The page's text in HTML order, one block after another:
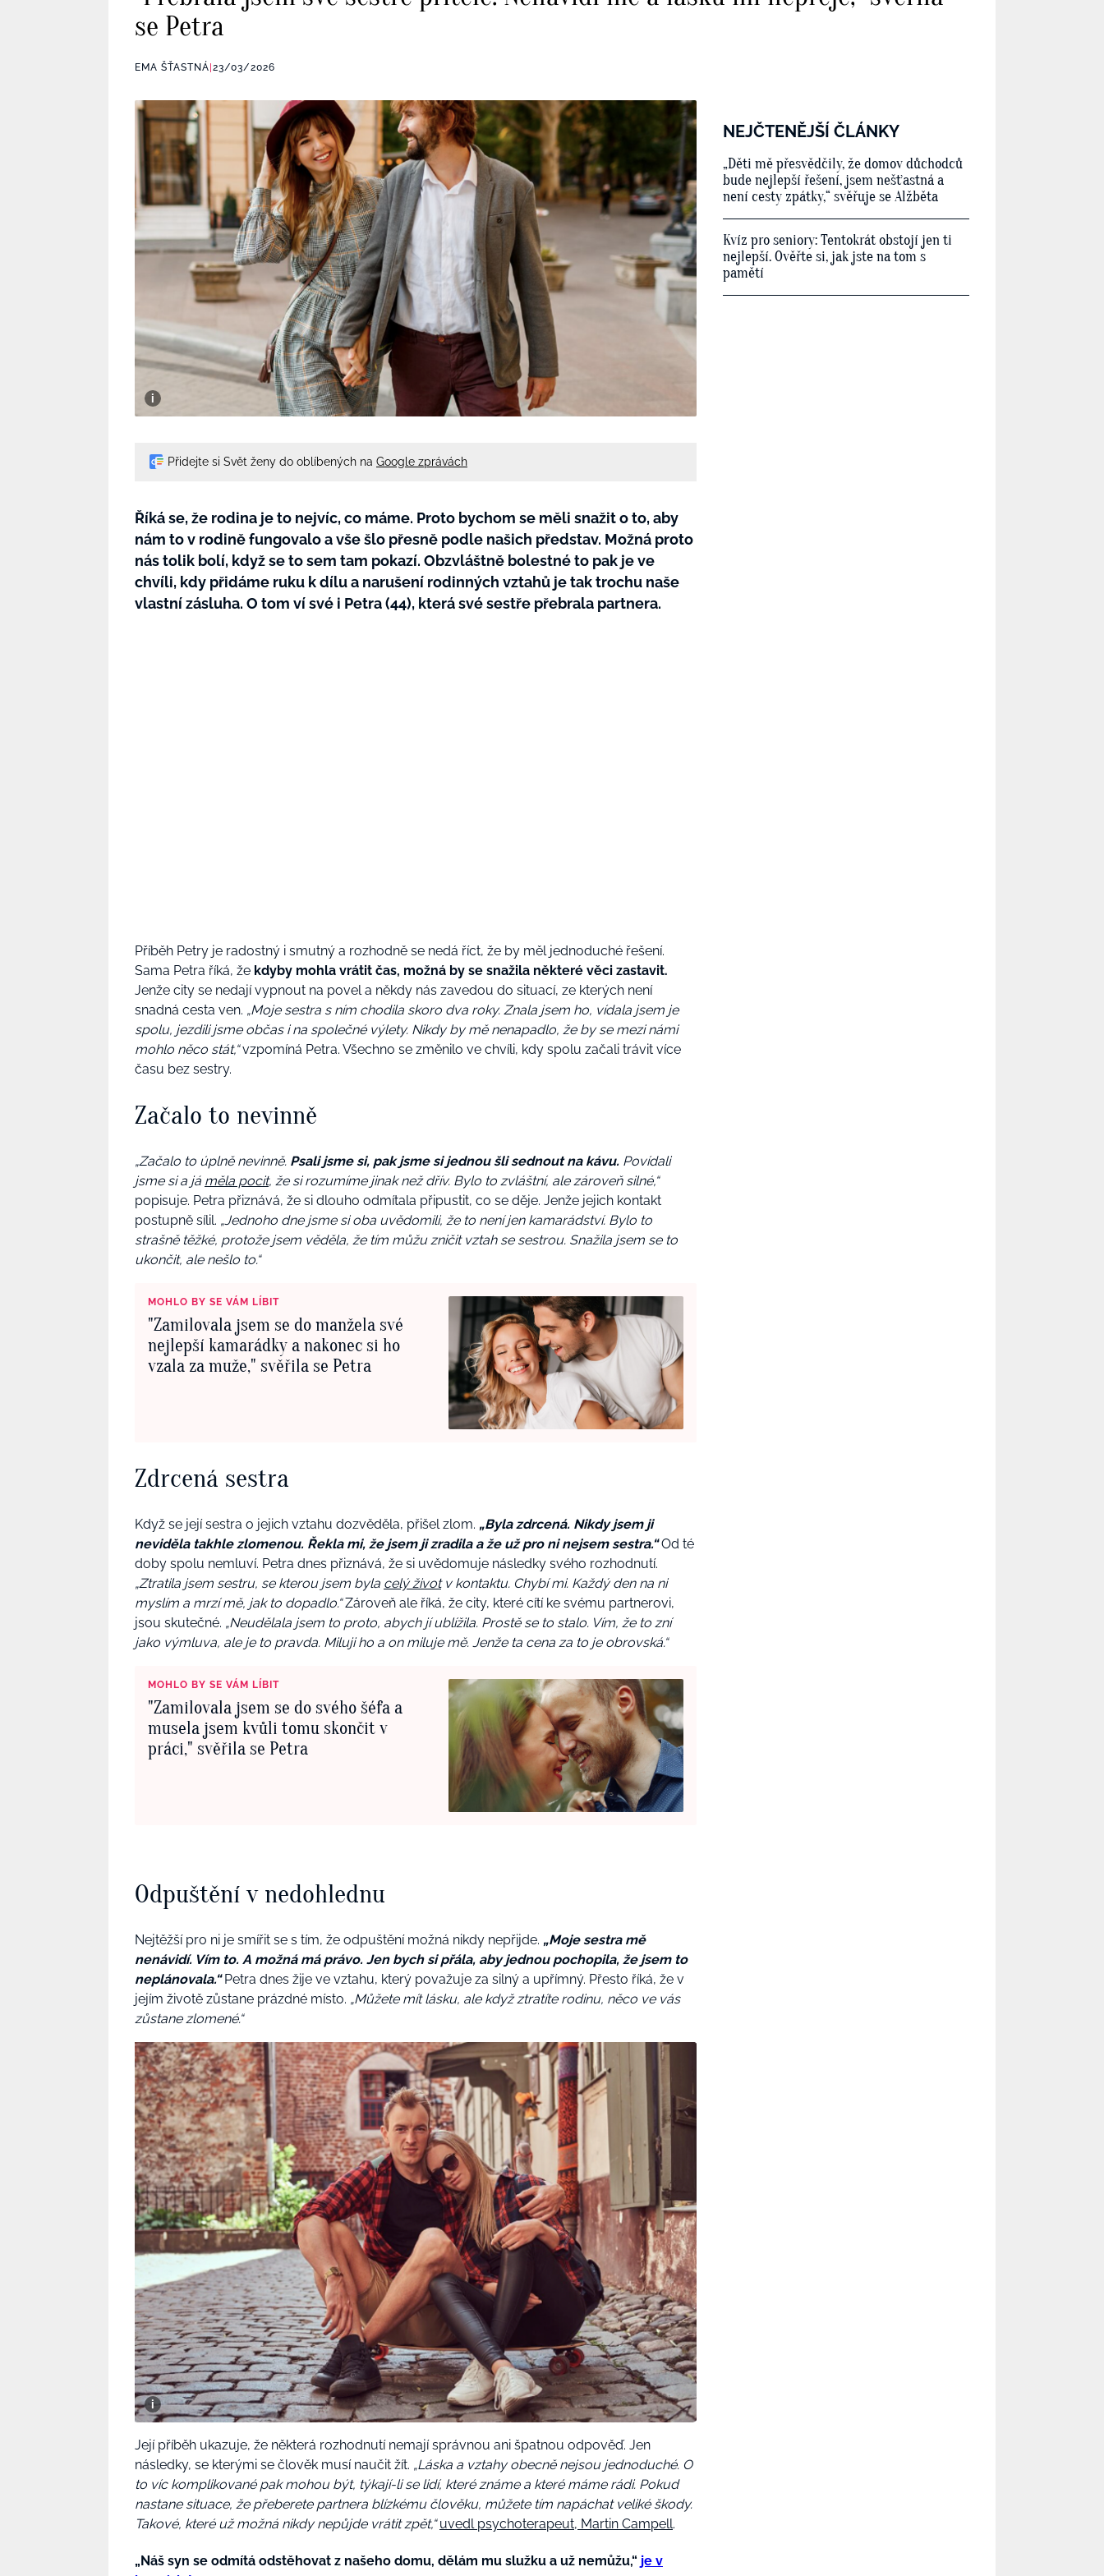
se Petra
EMA ŠŤASTNÁ 23/03/2026
Přidejte si Svět ženy do oblíbených na Google zprávách
Říká se, že rodina je to nejvíc, co máme. Proto bychom se měli snažit o to, aby
nám to v rodině fungovalo a vše šlo přesně podle našich představ. Možná proto
nás tolik bolí, když se to sem tam pokazí. Obzvláštně bolestné to pak je ve
chvíli, kdy přidáme ruku k dílu a narušení rodinných vztahů je tak trochu naše
vlastní zásluha. O tom ví své i Petra (44), která své sestře přebrala partnera.
Příběh Petry je radostný i smutný a rozhodně se nedá říct, že by měl jednoduché řešení.
Sama Petra říká, že kdyby mohla vrátit čas, možná by se snažila některé věci zastavit.
Jenže city se nedají vypnout na povel a někdy nás zavedou do situací, ze kterých není
snadná cesta ven. „Moje sestra s ním chodila skoro dva roky. Znala jsem ho, vídala jsem je
spolu, jezdili jsme občas i na společné výlety. Nikdy by mě nenapadlo, že by se mezi námi
mohlo něco stát,“vzpomíná Petra. Všechno se změnilo ve chvíli, kdy spolu začali trávit více
času bez sestry.
Začalo to nevinně
„Začalo to úplně nevinně. Psali jsme si, pak jsme si jednou šli sednout na kávu. Povídali
jsme si a já měla pocit, že si rozumíme jinak než dřív. Bylo to zvláštní, ale zároveň silné,“
popisuje. Petra přiznává, že si dlouho odmítala připustit, co se děje. Jenže jejich kontakt
postupně sílil. „Jednoho dne jsme si oba uvědomili, že to není jen kamarádství. Bylo to
strašně těžké, protože jsem věděla, že tím můžu zničit vztah se sestrou. Snažila jsem se to
ukončit, ale nešlo to.“
MOHLO BY SE VÁM LÍBIT
"Zamilovala jsem se do manžela své
nejlepší kamarádky a nakonec si ho
vzala za muže," svěřila se Petra
Zdrcená sestra
Když se její sestra o jejich vztahu dozvěděla, přišel zlom. „Byla zdrcená. Nikdy jsem ji
neviděla takhle zlomenou. Řekla mi, že jsem ji zradila a že už pro ni nejsem sestra.“ Od té
doby spolu nemluví. Petra dnes přiznává, že si uvědomuje následky svého rozhodnutí.
„Ztratila jsem sestru, se kterou jsem byla celý životv kontaktu. Chybí mi. Každý den na ni
myslím a mrzí mě, jak to dopadlo.“Zároveň ale říká, že city, které cítí ke svému partnerovi,
jsou skutečné. „Neudělala jsem to proto, abych jí ublížila. Prostě se to stalo. Vím, že to zní
jako výmluva, ale je to pravda. Miluji ho a on miluje mě. Jenže ta cena za to je obrovská.“
MOHLO BY SE VÁM LÍBIT
"Zamilovala jsem se do svého šéfa a
musela jsem kvůli tomu skončit v
práci," svěřila se Petra
Odpuštění v nedohlednu
Nejtěžší pro ni je smířit se s tím, že odpuštění možná nikdy nepřijde. „Moje sestra mě
nenávidí. Vím to. A možná má právo. Jen bych si přála, aby jednou pochopila, že jsem to
neplánovala.“Petra dnes žije ve vztahu, který považuje za silný a upřímný. Přesto říká, že v
jejím životě zůstane prázdné místo. „Můžete mít lásku, ale když ztratíte rodinu, něco ve vás
zůstane zlomené.“
Její příběh ukazuje, že některá rozhodnutí nemají správnou ani špatnou odpověď. Jen
následky, se kterými se člověk musí naučit žít. „Láska a vztahy obecně nejsou jednoduché. O
to víc komplikované pak mohou být, týkají-li se lidí, které známe a které máme rádi. Pokud
nastane situace, že přeberete partnera blízkému člověku, můžete tím napáchat veliké škody.
Takové, které už možná nikdy nepůjde vrátit zpět,“ uvedl psychoterapeut, Martin Campell.
„Náš syn se odmítá odstěhovat z našeho domu, dělám mu služku a už nemůžu,“ je v
NEJČTENĚJŠÍ ČLÁNKY
„Děti mě přesvědčily, že domov důchodců
bude nejlepší řešení, jsem nešťastná a
není cesty zpátky,“ svěřuje se Alžběta
Kvíz pro seniory: Tentokrát obstojí jen ti
nejlepší. Ověřte si, jak jste na tom s
pamětí